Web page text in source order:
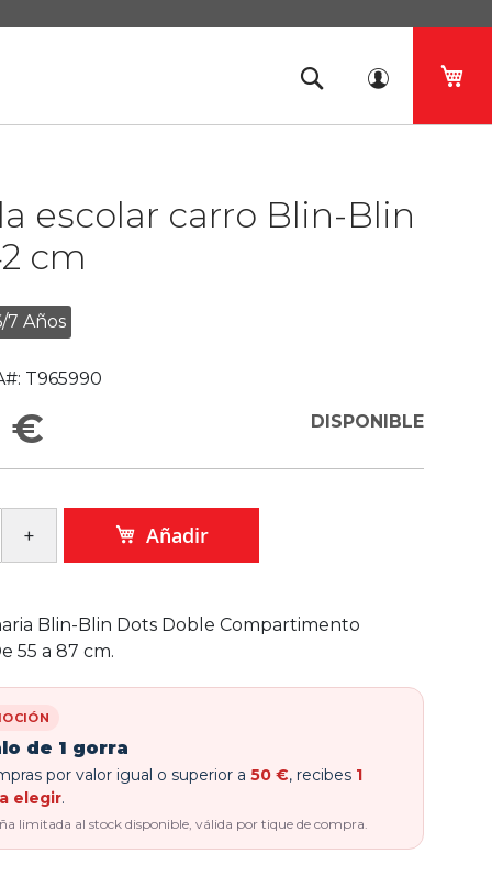
escolar carro Blin-Blin
cm
7 Años
T965990
€ DISPONIBLE
Añadir
Blin-Blin Dots Doble Compartimento
55 a 87 cm.
de 1 gorra
por valor igual o superior a 50 €, recibes 1
elegir.
limitada al stock disponible, válida por tique de compra.